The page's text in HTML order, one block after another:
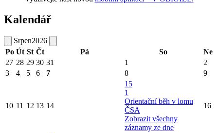
Kalendář
Srpen2026
Po Út St Čt Pá So
Ne
27 28 29 30 31 1
2
3
4 5 6 7 8 9
10 11 12 13 14
15
1
Orientační běh v lomu
ČSA
Zobrazit všechny
záznamy ze dne
16